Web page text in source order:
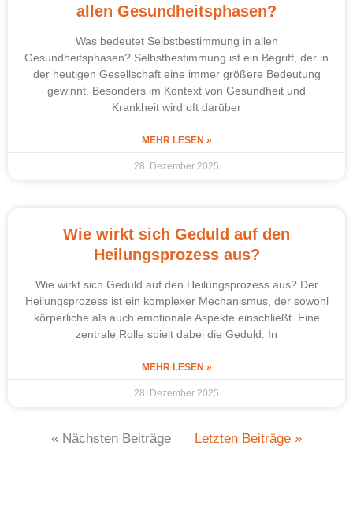
allen Gesundheitsphasen?
Was bedeutet Selbstbestimmung in allen
Gesundheitsphasen? Selbstbestimmung ist ein Begriff, der in
der heutigen Gesellschaft eine immer größere Bedeutung
gewinnt. Besonders im Kontext von Gesundheit und
Krankheit wird oft darüber
MEHR LESEN »
28. Dezember 2025
Wie wirkt sich Geduld auf den
Heilungsprozess aus?
Wie wirkt sich Geduld auf den Heilungsprozess aus? Der
Heilungsprozess ist ein komplexer Mechanismus, der sowohl
körperliche als auch emotionale Aspekte einschließt. Eine
zentrale Rolle spielt dabei die Geduld. In
MEHR LESEN »
28. Dezember 2025
« Nächsten Beiträge Letzten Beiträge »